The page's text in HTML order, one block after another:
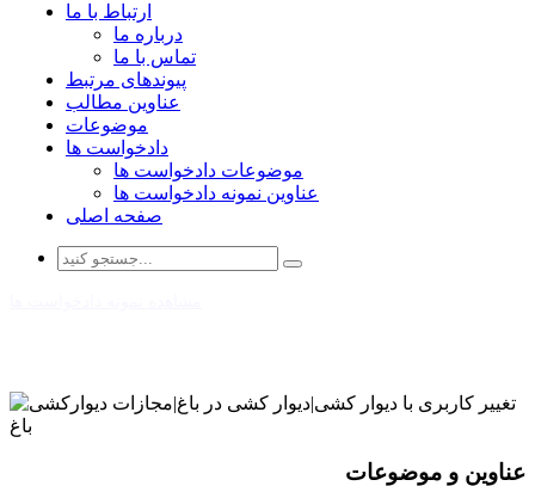
ارتباط با ما
درباره ما
تماس با ما
پیوندهای مرتبط
عناوین مطالب
موضوعات
دادخواست ها
موضوعات دادخواست ها
عناوین نمونه دادخواست ها
صفحه اصلی
عناوین و موضوعات